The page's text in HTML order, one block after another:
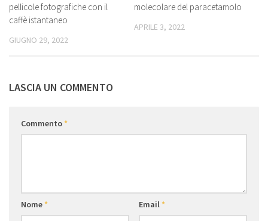
pellicole fotografiche con il
caffè istantaneo
GIUGNO 29, 2022
molecolare del paracetamolo
APRILE 3, 2022
LASCIA UN COMMENTO
Commento*
Nome* Email*